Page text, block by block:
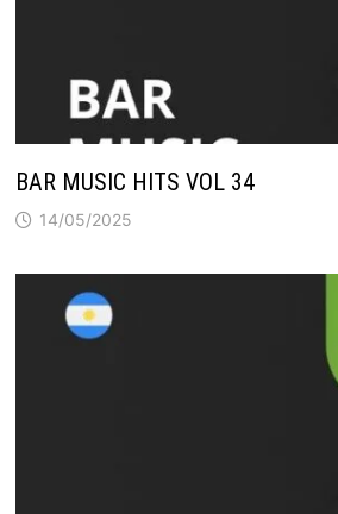
BAR MUSIC HITS VOL 34
14/05/2025